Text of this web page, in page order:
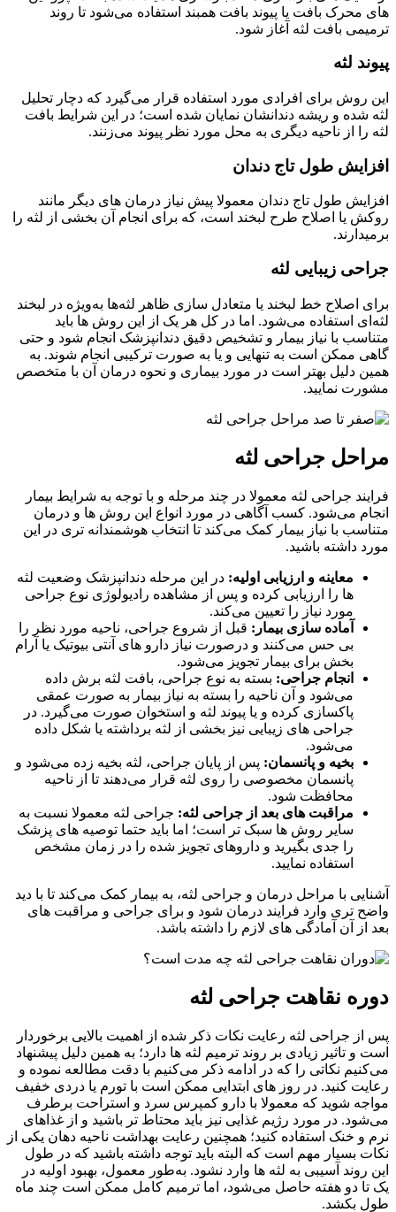
های محرک بافت یا پیوند بافت همبند استفاده می‌شود تا روند
ترمیمی بافت لثه آغاز شود.
پیوند لثه
این روش برای افرادی مورد استفاده قرار می‌گیرد که دچار تحلیل
لثه شده و ریشه دندانشان نمایان شده است؛ در این شرایط بافت
لثه را از ناحیه دیگری به محل مورد نظر پیوند می‌زنند.
افزایش طول تاج دندان
افزایش طول تاج دندان معمولا پیش نیاز درمان های دیگر مانند
روکش یا اصلاح طرح لبخند است، که برای انجام آن بخشی از لثه را
برمیدارند.
جراحی زیبایی لثه
برای اصلاح خط لبخند یا متعادل سازی ظاهر لثه‌ها به‌ویژه در لبخند
لثه‌ای استفاده می‌شود. اما در کل هر یک از این روش ها باید
متناسب با نیاز بیمار و تشخیص دقیق دندانپزشک انجام شود و حتی
گاهی ممکن است به تنهایی و یا به صورت ترکیبی انجام شوند. به
همین دلیل بهتر است در مورد بیماری و نحوه درمان آن با متخصص
مشورت نمایید.
مراحل جراحی لثه
فرایند جراحی لثه معمولا در چند مرحله و با توجه به شرایط بیمار
انجام می‌شود. کسب آگاهی در مورد انواع این روش ها و درمان
متناسب با نیاز بیمار کمک می‌کند تا انتخاب هوشمندانه تری در این
مورد داشته باشید.
معاینه و ارزیابی اولیه: در این مرحله دندانپزشک وضعیت لثه
ها را ارزیابی کرده و پس از مشاهده رادیولوژی نوع جراحی
مورد نیاز را تعیین می‌کند.
آماده سازی بیمار: قبل از شروع جراحی، ناحیه مورد نظر را
بی حس می‌کنند و درصورت نیاز دارو های آنتی بیوتیک یا آرام
بخش برای بیمار تجویز می‌شود.
انجام جراحی: بسته به نوع جراحی، بافت لثه برش داده
می‌شود و آن ناحیه را بسته به نیاز بیمار به صورت عمقی
پاکسازی کرده و یا پیوند لثه و استخوان صورت می‌گیرد. در
جراحی های زیبایی نیز بخشی از لثه برداشته یا شکل داده
می‌شود.
بخیه و پانسمان: پس از پایان جراحی، لثه بخیه زده می‌شود و
پانسمان مخصوصی را روی لثه قرار می‌دهند تا از ناحیه
محافظت شود.
مراقبت های بعد از جراحی لثه: جراحی لثه معمولا نسبت به
سایر روش ها سبک تر است؛ اما باید حتما توصیه های پزشک
را جدی بگیرید و داروهای تجویز شده را در زمان مشخص
استفاده نمایید.
آشنایی با مراحل درمان و جراحی لثه، به بیمار کمک می‌کند تا با دید
واضح تری وارد فرایند درمان شود و برای جراحی و مراقبت های
بعد از آن آمادگی های لازم را داشته باشد.
دوره نقاهت جراحی لثه
پس از جراحی لثه رعایت نکات ذکر شده از اهمیت بالایی برخوردار
است و تاثیر زیادی بر روند ترمیم لثه ها دارد؛ به همین دلیل پیشنهاد
می‌کنیم نکاتی را که در ادامه ذکر می‌کنیم با دقت مطالعه نموده و
رعایت کنید. در روز های ابتدایی ممکن است با تورم یا دردی خفیف
مواجه شوید که معمولا با دارو کمپرس سرد و استراحت برطرف
می‌شود. در مورد رژیم غذایی نیز باید محتاط تر باشید و از غذاهای
نرم و خنک استفاده کنید؛ همچنین رعایت بهداشت ناحیه دهان یکی از
نکات بسیار مهم است که البته باید توجه داشته باشید که در طول
این روند آسیبی به لثه ها وارد نشود. به‌طور معمول، بهبود اولیه در
یک تا دو هفته حاصل می‌شود، اما ترمیم کامل ممکن است چند ماه
طول بکشد.